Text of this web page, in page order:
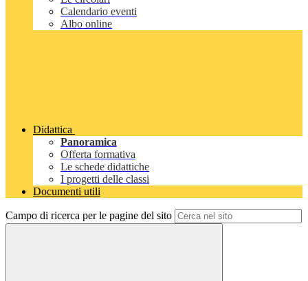
Calendario eventi
Albo online
Didattica
Panoramica
Offerta formativa
Le schede didattiche
I progetti delle classi
Documenti utili
Campo di ricerca per le pagine del sito